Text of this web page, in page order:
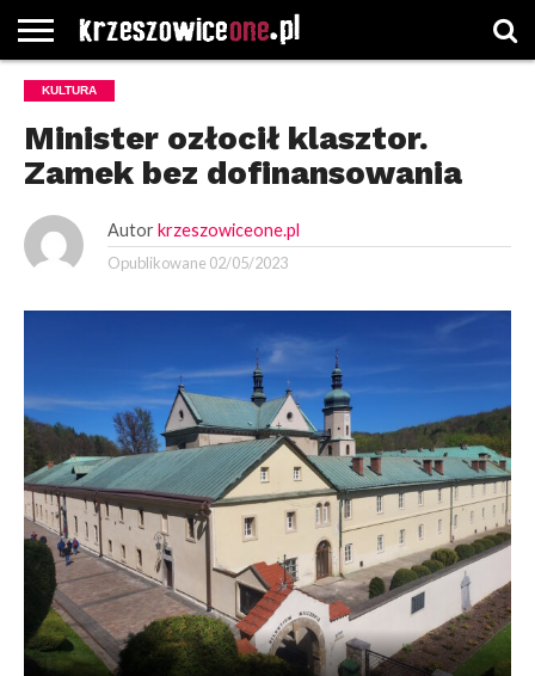
STRONA
GŁÓWNA
WYBORY
WYBIERZ
ROZKŁADY
GREGORCZYK
KONTAKT
KULTURA
Minister ozłocił klasztor.
Zamek bez dofinansowania
Autor krzeszowiceone.pl
Opublikowane 02/05/2023